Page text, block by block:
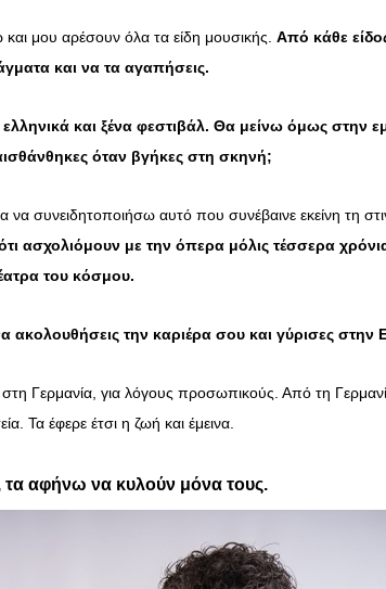
μου αρέσουν όλα τα είδη μουσικής. Από κάθε
και να τα αγαπήσεις.
και ξένα φεστιβάλ. Θα μείνω όμως στην
όταν βγήκες στη σκηνή;
συνειδητοποιήσω αυτό που συνέβαινε εκείνη τη
ασχολιόμουν με την όπερα μόλις τέσσερα
του κόσμου.
ακολουθήσεις την καριέρα σου και γύρισες στην
Γερμανία, για λόγους προσωπικούς. Από τη
Τα έφερε έτσι η ζωή και έμεινα.
τα αφήνω να κυλούν μόνα τους.